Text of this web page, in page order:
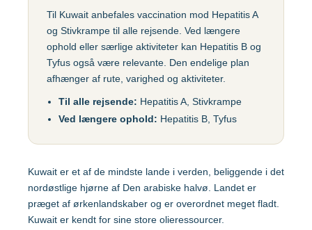
Chikungunyavaccine
(Ixchiq)
Denguefeber
Gul feber
Helvedesild (Zoster)
Hepatitis A+B, barn –
Ambirix
Malaria
Meningokokker
(ACWY)
MFR (MMR)
Mpox-vaccine
(Imvanex)
Polio
Respiratorisk
Syncytialvirus (RSV)
Cambodja
Ghana
Indien
Til Kuwait anbefales vaccination mod Hepatitis A
og Stivkrampe til alle rejsende. Ved længere
ophold eller særlige aktiviteter kan Hepatitis B og
Tyfus også være relevante. Den endelige plan
afhænger af rute, varighed og aktiviteter.
Til alle rejsende: Hepatitis A, Stivkrampe
Ved længere ophold: Hepatitis B, Tyfus
Kuwait er et af de mindste lande i verden, beliggende i det
nordøstlige hjørne af Den arabiske halvø. Landet er
præget af ørkenlandskaber og er overordnet meget fladt.
Kuwait er kendt for sine store olieressourcer.